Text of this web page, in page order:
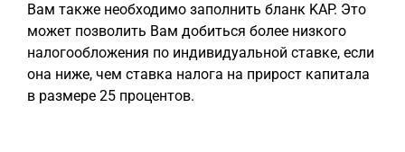
Вам также необходимо заполнить бланк KAP. Это
может позволить Вам добиться более низкого
налогообложения по индивидуальной ставке, если
она ниже, чем ставка налога на прирост капитала
в размере 25 процентов.